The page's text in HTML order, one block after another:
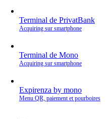
Terminal de PrivatBank
Acquiring sur smartphone
Terminal de Mono
Acquiring sur smartphone
Expirenza by mono
Menu QR, paiement et pourboires